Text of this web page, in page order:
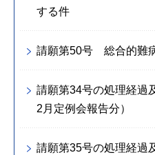
する件
請願第50号 総合的難
請願第34号の処理経過
2月定例会報告分）
請願第35号の処理経過